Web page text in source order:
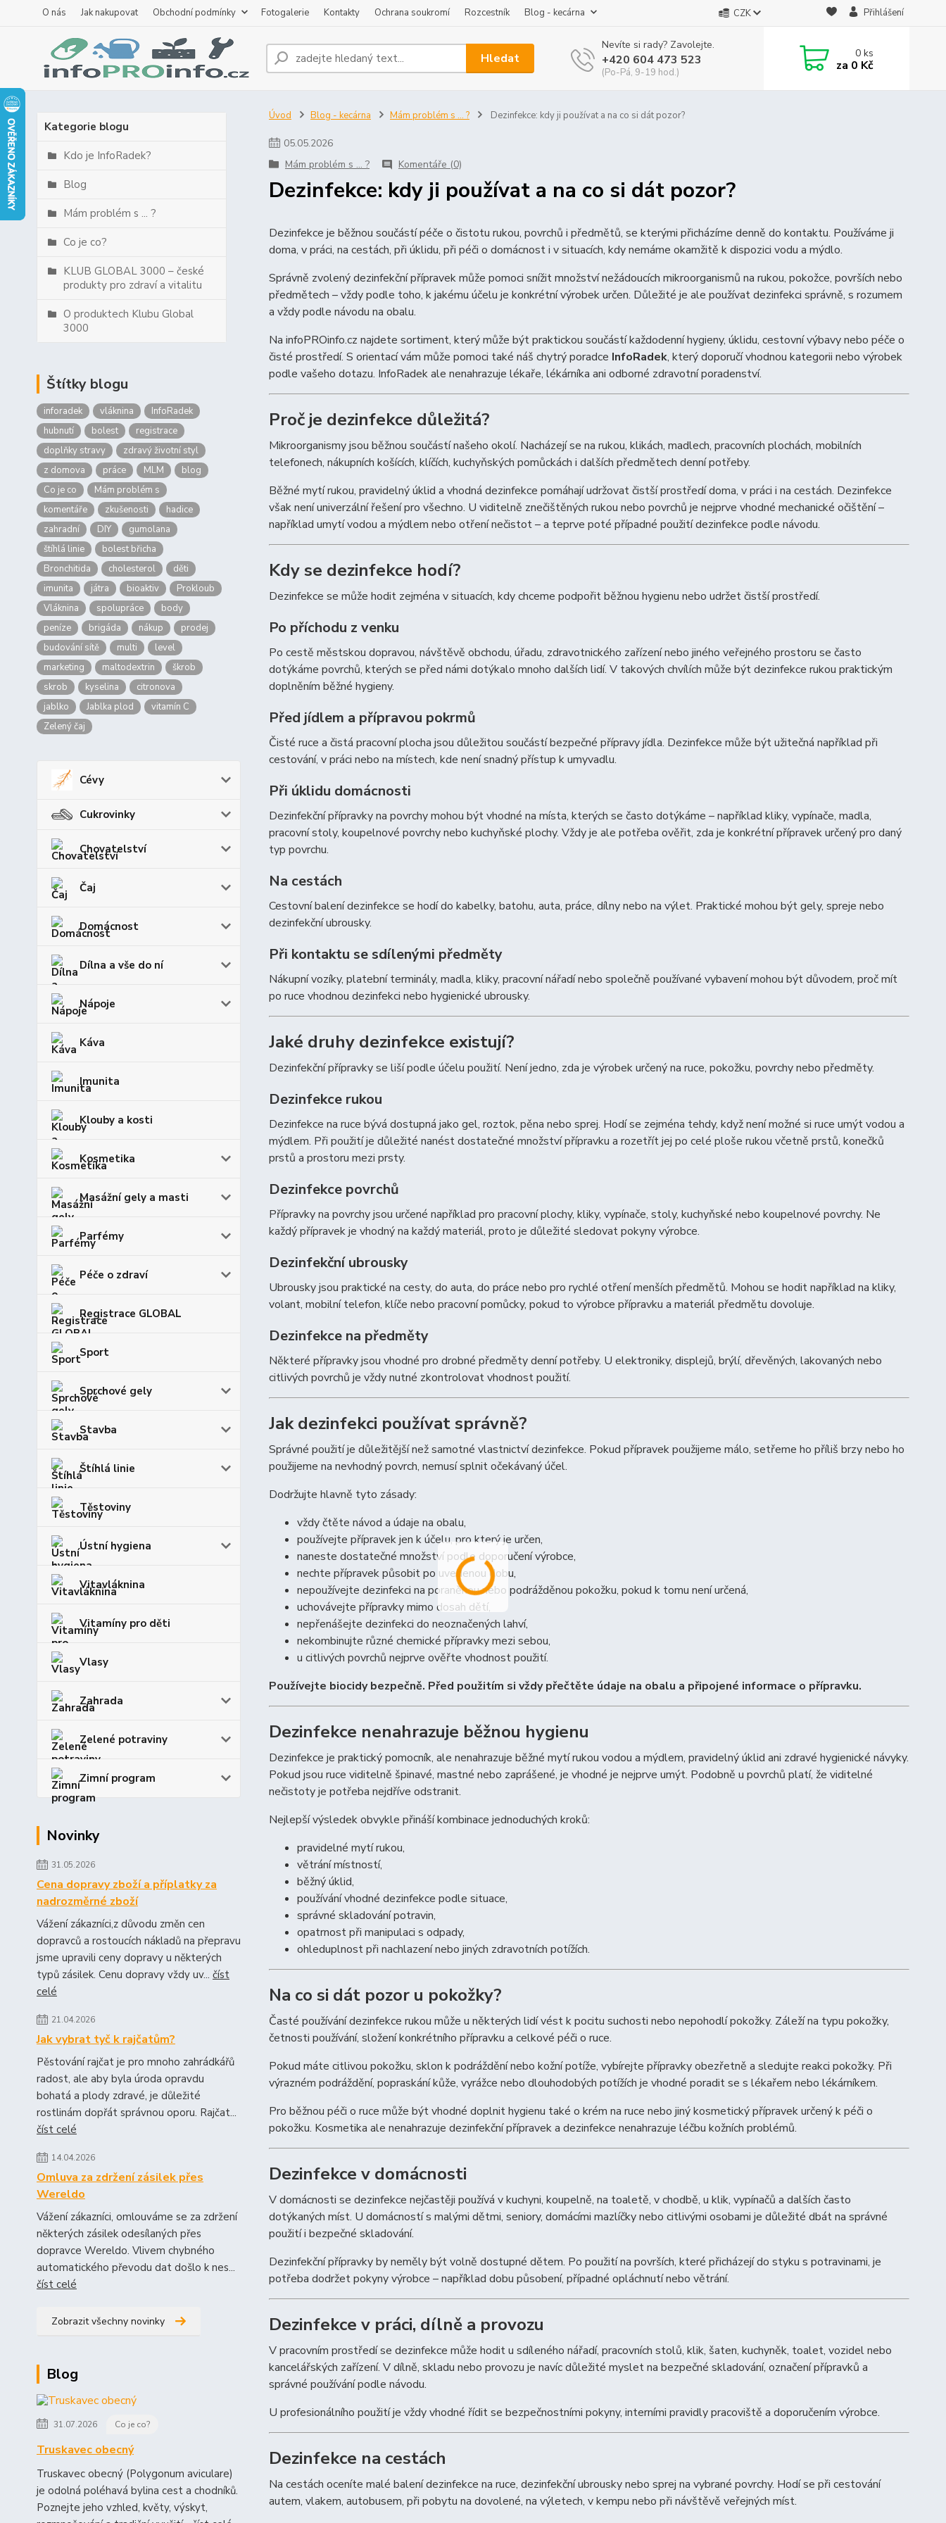
O nás Jak nakupovat Obchodní podmínky Fotogalerie Kontakty Ochrana soukromí Rozcestník Blog - kecárna CZK Přihlášení
Hledat
Nevíte si rady? Zavolejte.
+420 604 473 523
(Po-Pá, 9-19 hod.)
0ks
za 0 Kč
Kategorie blogu
Kdo je InfoRadek?
Blog
Mám problém s ... ?
Co je co?
KLUB GLOBAL 3000 – české
produkty pro zdraví a vitalitu
O produktech Klubu Global
3000
Štítky blogu
inforadek vláknina
InfoRadek
hubnutí
bolest
registrace
doplňky stravy
zdravý životní styl
z domova
práce MLM
blog
Co je co
Mám problém s
komentáře
zkušenosti
hadice
zahradní
DIY
gumolana
štíhlá linie
bolest břicha
Bronchitida
cholesterol
děti
imunita
játra bioaktiv
Prokloub
Vláknina
spolupráce
body
peníze
brigáda nákup
prodej
budování sítě
multi
level
marketing
maltodextrin
škrob
skrob
kyselina
citronova
jablko
Jablka plod
vitamín C
Zelený čaj
Cévy
Cukrovinky
Chovatelství
Čaj
Domácnost
Dílna a vše do ní
Nápoje
Káva
Imunita
Klouby a kosti
Kosmetika
Masážní gely a masti
Parfémy
Péče o zdraví
Registrace GLOBAL
Sport
Sprchové gely
Stavba
Štíhlá linie
Těstoviny
Ústní hygiena
Vitavláknina
Vitamíny pro děti
Vlasy
Zahrada
Zelené potraviny
Zimní program
Novinky
31.05.2026
Cena dopravy zboží a příplatky za
nadrozměrné zboží
Vážení zákazníci,z důvodu změn cen
dopravců a rostoucích nákladů na přepravu
jsme upravili ceny dopravy u některých
typů zásilek. Cenu dopravy vždy uv... číst
celé
21.04.2026
Jak vybrat tyč k rajčatům?
Pěstování rajčat je pro mnoho zahrádkářů
radost, ale aby byla úroda opravdu
bohatá a plody zdravé, je důležité
rostlinám dopřát správnou oporu. Rajčat...
číst celé
14.04.2026
Omluva za zdržení zásilek přes
Wereldo
Vážení zákazníci, omlouváme se za zdržení
některých zásilek odesílaných přes
dopravce Wereldo. Vlivem chybného
automatického převodu dat došlo k nes...
číst celé
Zobrazit všechny novinky
Blog
31.07.2026 Co je co?
Truskavec obecný
Truskavec obecný (Polygonum aviculare)
je odolná poléhavá bylina cest a chodníků.
Poznejte jeho vzhled, květy, výskyt,
Úvod Blog - kecárna Mám problém s ... ? Dezinfekce: kdy ji používat a na co si dát pozor?
05.05.2026
Mám problém s ... ?
Komentáře (0)
Dezinfekce: kdy ji používat a na co si dát pozor?
Dezinfekce je běžnou součástí péče o čistotu rukou, povrchů i předmětů, se kterými přicházíme denně do kontaktu. Používáme ji
doma, v práci, na cestách, při úklidu, při péči o domácnost i v situacích, kdy nemáme okamžitě k dispozici vodu a mýdlo.
Správně zvolený dezinfekční přípravek může pomoci snížit množství nežádoucích mikroorganismů na rukou, pokožce, površích nebo
předmětech – vždy podle toho, k jakému účelu je konkrétní výrobek určen. Důležité je ale používat dezinfekci správně, s rozumem
a vždy podle návodu na obalu.
Na infoPROinfo.cz najdete sortiment, který může být praktickou součástí každodenní hygieny, úklidu, cestovní výbavy nebo péče o
čisté prostředí. S orientací vám může pomoci také náš chytrý poradce InfoRadek, který doporučí vhodnou kategorii nebo výrobek
podle vašeho dotazu. InfoRadek ale nenahrazuje lékaře, lékárníka ani odborné zdravotní poradenství.
Proč je dezinfekce důležitá?
Mikroorganismy jsou běžnou součástí našeho okolí. Nacházejí se na rukou, klikách, madlech, pracovních plochách, mobilních
telefonech, nákupních košících, klíčích, kuchyňských pomůckách i dalších předmětech denní potřeby.
Běžné mytí rukou, pravidelný úklid a vhodná dezinfekce pomáhají udržovat čistší prostředí doma, v práci i na cestách. Dezinfekce
však není univerzální řešení pro všechno. U viditelně znečištěných rukou nebo povrchů je nejprve vhodné mechanické očištění –
například umytí vodou a mýdlem nebo otření nečistot – a teprve poté případné použití dezinfekce podle návodu.
Kdy se dezinfekce hodí?
Dezinfekce se může hodit zejména v situacích, kdy chceme podpořit běžnou hygienu nebo udržet čistší prostředí.
Po příchodu z venku
Po cestě městskou dopravou, návštěvě obchodu, úřadu, zdravotnického zařízení nebo jiného veřejného prostoru se často
dotýkáme povrchů, kterých se před námi dotýkalo mnoho dalších lidí. V takových chvílích může být dezinfekce rukou praktickým
doplněním běžné hygieny.
Před jídlem a přípravou pokrmů
Čisté ruce a čistá pracovní plocha jsou důležitou součástí bezpečné přípravy jídla. Dezinfekce může být užitečná například při
cestování, v práci nebo na místech, kde není snadný přístup k umyvadlu.
Při úklidu domácnosti
Dezinfekční přípravky na povrchy mohou být vhodné na místa, kterých se často dotýkáme – například kliky, vypínače, madla,
pracovní stoly, koupelnové povrchy nebo kuchyňské plochy. Vždy je ale potřeba ověřit, zda je konkrétní přípravek určený pro daný
typ povrchu.
Na cestách
Cestovní balení dezinfekce se hodí do kabelky, batohu, auta, práce, dílny nebo na výlet. Praktické mohou být gely, spreje nebo
dezinfekční ubrousky.
Při kontaktu se sdílenými předměty
Nákupní vozíky, platební terminály, madla, kliky, pracovní nářadí nebo společně používané vybavení mohou být důvodem, proč mít
po ruce vhodnou dezinfekci nebo hygienické ubrousky.
Jaké druhy dezinfekce existují?
Dezinfekční přípravky se liší podle účelu použití. Není jedno, zda je výrobek určený na ruce, pokožku, povrchy nebo předměty.
Dezinfekce rukou
Dezinfekce na ruce bývá dostupná jako gel, roztok, pěna nebo sprej. Hodí se zejména tehdy, když není možné si ruce umýt vodou a
mýdlem. Při použití je důležité nanést dostatečné množství přípravku a rozetřít jej po celé ploše rukou včetně prstů, konečků
prstů a prostoru mezi prsty.
Dezinfekce povrchů
Přípravky na povrchy jsou určené například pro pracovní plochy, kliky, vypínače, stoly, kuchyňské nebo koupelnové povrchy. Ne
každý přípravek je vhodný na každý materiál, proto je důležité sledovat pokyny výrobce.
Dezinfekční ubrousky
Ubrousky jsou praktické na cesty, do auta, do práce nebo pro rychlé otření menších předmětů. Mohou se hodit například na kliky,
volant, mobilní telefon, klíče nebo pracovní pomůcky, pokud to výrobce přípravku a materiál předmětu dovoluje.
Dezinfekce na předměty
Některé přípravky jsou vhodné pro drobné předměty denní potřeby. U elektroniky, displejů, brýlí, dřevěných, lakovaných nebo
citlivých povrchů je vždy nutné zkontrolovat vhodnost použití.
Jak dezinfekci používat správně?
Správné použití je důležitější než samotné vlastnictví dezinfekce. Pokud přípravek použijeme málo, setřeme ho příliš brzy nebo ho
použijeme na nevhodný povrch, nemusí splnit očekávaný účel.
Dodržujte hlavně tyto zásady:
vždy čtěte návod a údaje na obalu,
používejte přípravek jen k účelu, pro který je určen,
naneste dostatečné množství podle doporučení výrobce,
nechte přípravek působit po uvedenou dobu,
nepoužívejte dezinfekci na poraněnou nebo podrážděnou pokožku, pokud k tomu není určená,
uchovávejte přípravky mimo dosah dětí,
nepřenášejte dezinfekci do neoznačených lahví,
nekombinujte různé chemické přípravky mezi sebou,
u citlivých povrchů nejprve ověřte vhodnost použití.
Používejte biocidy bezpečně. Před použitím si vždy přečtěte údaje na obalu a připojené informace o přípravku.
Dezinfekce nenahrazuje běžnou hygienu
Dezinfekce je praktický pomocník, ale nenahrazuje běžné mytí rukou vodou a mýdlem, pravidelný úklid ani zdravé hygienické návyky.
Pokud jsou ruce viditelně špinavé, mastné nebo zaprášené, je vhodné je nejprve umýt. Podobně u povrchů platí, že viditelné
nečistoty je potřeba nejdříve odstranit.
Nejlepší výsledek obvykle přináší kombinace jednoduchých kroků:
pravidelné mytí rukou,
větrání místností,
běžný úklid,
používání vhodné dezinfekce podle situace,
správné skladování potravin,
opatrnost při manipulaci s odpady,
ohleduplnost při nachlazení nebo jiných zdravotních potížích.
Na co si dát pozor u pokožky?
Časté používání dezinfekce rukou může u některých lidí vést k pocitu suchosti nebo nepohodlí pokožky. Záleží na typu pokožky,
četnosti používání, složení konkrétního přípravku a celkové péči o ruce.
Pokud máte citlivou pokožku, sklon k podráždění nebo kožní potíže, vybírejte přípravky obezřetně a sledujte reakci pokožky. Při
výrazném podráždění, popraskání kůže, vyrážce nebo dlouhodobých potížích je vhodné poradit se s lékařem nebo lékárníkem.
Pro běžnou péči o ruce může být vhodné doplnit hygienu také o krém na ruce nebo jiný kosmetický přípravek určený k péči o
pokožku. Kosmetika ale nenahrazuje dezinfekční přípravek a dezinfekce nenahrazuje léčbu kožních problémů.
Dezinfekce v domácnosti
V domácnosti se dezinfekce nejčastěji používá v kuchyni, koupelně, na toaletě, v chodbě, u klik, vypínačů a dalších často
dotýkaných míst. U domácností s malými dětmi, seniory, domácími mazlíčky nebo citlivými osobami je důležité dbát na správné
použití i bezpečné skladování.
Dezinfekční přípravky by neměly být volně dostupné dětem. Po použití na površích, které přicházejí do styku s potravinami, je
potřeba dodržet pokyny výrobce – například dobu působení, případné opláchnutí nebo větrání.
Dezinfekce v práci, dílně a provozu
V pracovním prostředí se dezinfekce může hodit u sdíleného nářadí, pracovních stolů, klik, šaten, kuchyněk, toalet, vozidel nebo
kancelářských zařízení. V dílně, skladu nebo provozu je navíc důležité myslet na bezpečné skladování, označení přípravků a
správné používání podle návodu.
U profesionálního použití je vždy vhodné řídit se bezpečnostními pokyny, interními pravidly pracoviště a doporučením výrobce.
Dezinfekce na cestách
Na cestách oceníte malé balení dezinfekce na ruce, dezinfekční ubrousky nebo sprej na vybrané povrchy. Hodí se při cestování
autem, vlakem, autobusem, při pobytu na dovolené, na výletech, v kempu nebo při návštěvě veřejných míst.